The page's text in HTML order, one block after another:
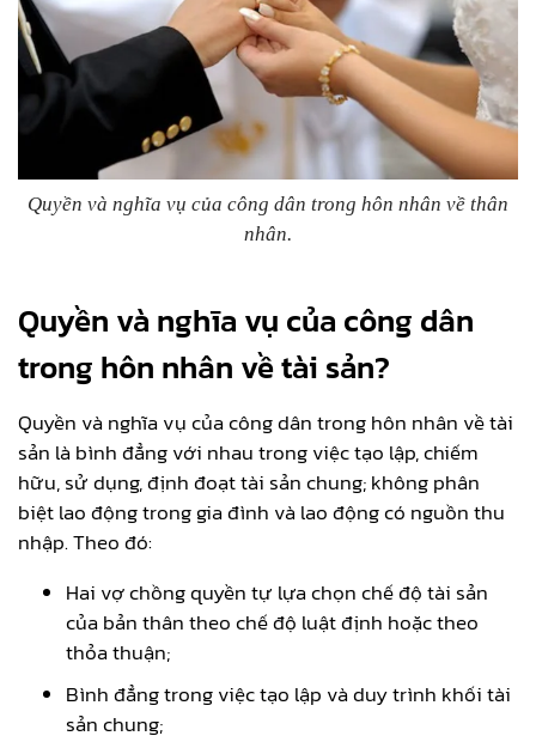
Quyền và nghĩa vụ của công dân trong hôn nhân về thân
nhân.
Quyền và nghĩa vụ của công dân
trong hôn nhân về tài sản?
Quyền và nghĩa vụ của công dân trong hôn nhân về tài
sản là bình đẳng với nhau trong việc tạo lập, chiếm
hữu, sử dụng, định đoạt tài sản chung; không phân
biệt lao động trong gia đình và lao động có nguồn thu
nhập. Theo đó:
Hai vợ chồng quyền tự lựa chọn chế độ tài sản
của bản thân theo chế độ luật định hoặc theo
thỏa thuận;
Bình đẳng trong việc tạo lập và duy trình khối tài
sản chung;